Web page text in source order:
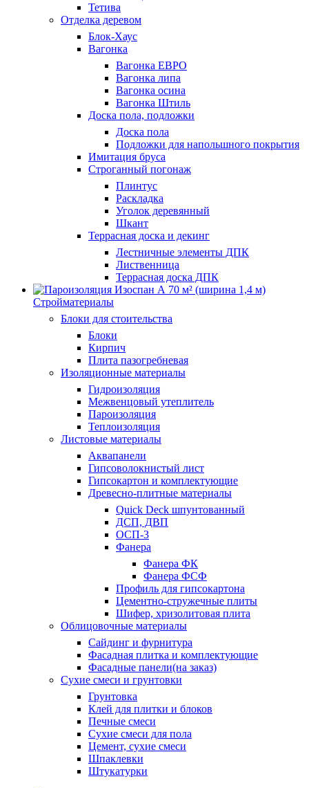
Тетива
Отделка деревом
Блок-Хаус
Вагонка
Вагонка ЕВРО
Вагонка липа
Вагонка осина
Вагонка Штиль
Доска пола, подложки
Доска пола
Подложки для напольшного покрытия
Имитация бруса
Строганный погонаж
Плинтус
Раскладка
Уголок деревянный
Шкант
Террасная доска и декинг
Лестничные элементы ДПК
Лиственница
Террасная доска ДПК
Стройматериалы
Блоки для стоительства
Блоки
Кирпич
Плита пазогребневая
Изоляционные материалы
Гидроизоляция
Межвенцовый утеплитель
Пароизоляция
Теплоизоляция
Листовые материалы
Аквапанели
Гипсоволокнистый лист
Гипсокартон и комплектующие
Древесно-плитные материалы
Quick Deck шпунтованный
ДСП, ДВП
ОСП-3
Фанера
Фанера ФК
Фанера ФСФ
Профиль для гипсокартона
Цементно-стружечные плиты
Шифер, хризолитовая плита
Облицовочные материалы
Сайдинг и фурнитура
Фасадная плитка и комплектующие
Фасадные панели(на заказ)
Сухие смеси и грунтовки
Грунтовка
Клей для плитки и блоков
Печные смеси
Сухие смеси для пола
Цемент, сухие смеси
Шпаклевки
Штукатурки